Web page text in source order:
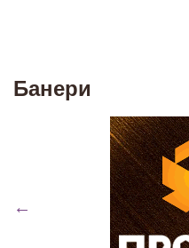
Банери